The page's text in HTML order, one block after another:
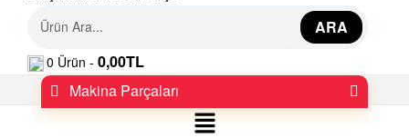
K
o
n
ARA
0 Ürün - 0,00TL
Makina Parçaları
Menü